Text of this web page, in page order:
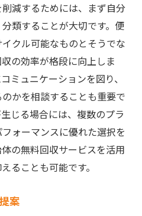
とその重要性
な分別方法
リサイクルの役割
の正しい処理方法
を活用する理由
らす環境への影響
を軽減するための便利屋
た便利屋の取り組み
減するためには、まず自分
類することが大切です。便
クル可能なものとそうでな
の効率が格段に向上しま
ミュニケーションを図り、
かを相談することも重要で
じる場合には、複数のプラ
ォーマンスに優れた選択を
の無料回収サービスを活用
ることも可能です。
案